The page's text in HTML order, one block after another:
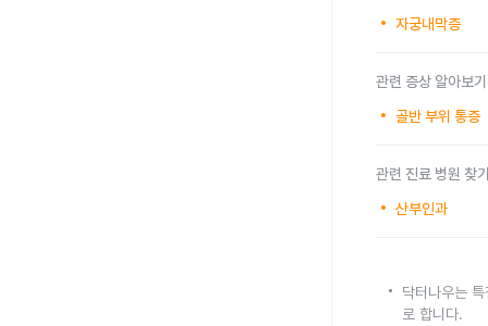
자궁내막증
관련 증상 알아보기
골반 부위 통증
관련 진료 병원 찾
산부인과
닥터나우는
로 합니다.